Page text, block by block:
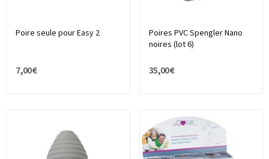
Poire seule pour Easy 2
7,00 €
Poires PVC Spengler Nano
noires (lot 6)
35,00 €